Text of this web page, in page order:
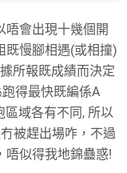
唔會出現十幾個開
既慢腳相遇(或相撞)
所報既成績而決定
跑得最快既編係A
區域各有不同, 所以
被趕出場咋，不過
唔似得我地錦蠱惑!